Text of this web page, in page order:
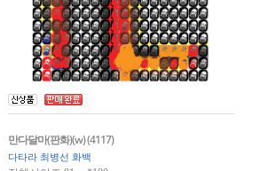
만다달마(판화)(w) (4117)
다타라 최병선 화백